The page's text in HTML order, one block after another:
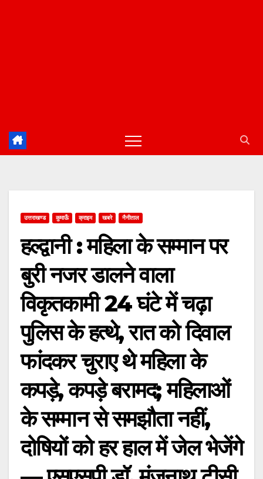
उत्तराखण्ड कुमाऊँ क्राइम खबरे नैनीताल
हल्द्वानी : महिला के सम्मान पर
बुरी नजर डालने वाला
विकृतकामी 24 घंटे में चढ़ा
पुलिस के हत्थे, रात को दिवाल
फांदकर चुराए थे महिला के
कपड़े, कपड़े बरामद; महिलाओं
के सम्मान से समझौता नहीं,
दोषियों को हर हाल में जेल भेजेंगे